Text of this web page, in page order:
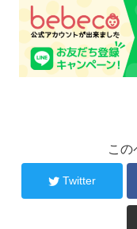
この
Twitter